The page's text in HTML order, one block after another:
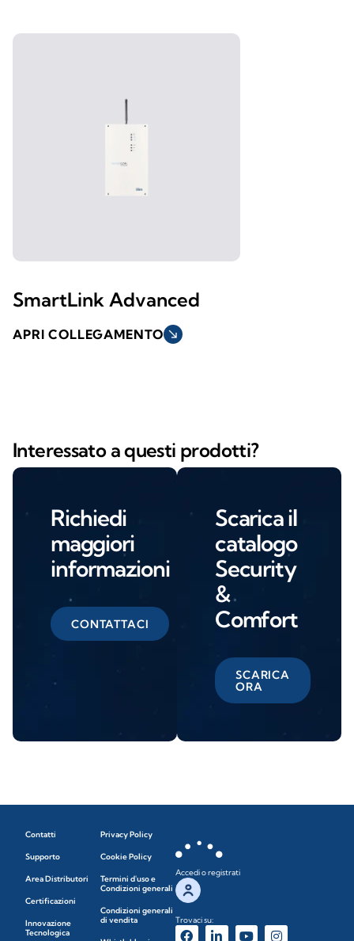
SmartLink Advanced
APRI COLLEGAMENTO south_east
Interessato a questi prodotti?
Richiedi
maggiori
informazioni
CONTATTACI
Scarica il
catalogo
Security
&
Comfort
SCARICA
ORA
Contatti
Supporto
Area Distributori
Certificazioni
Innovazione
Tecnologica
Privacy Policy
Cookie Policy
Termini d'uso e
Condizioni generali
Condizioni generali
di vendita
Accedi o registrati
Trovaci su: